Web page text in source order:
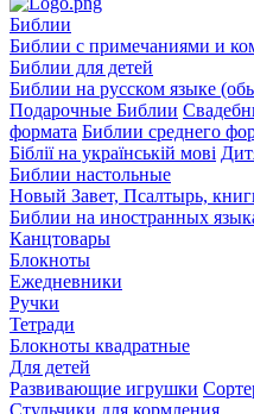
Библии
Библии с примечаниями и
Библии для детей
Библии на русском языке
Подарочные Библии
формата Библии среднего
Біблії на українській мові
Библии настольные
Новый Завет, Псалтырь,
Библии на иностранных
Канцтовары
Блокноты
Ежедневники
Ручки
Тетради
Блокноты квадратные
Для детей
Развивающие игрушки